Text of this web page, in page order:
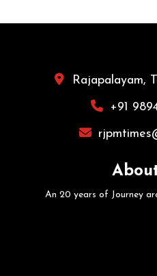
Rajapalayam,
+91
An 20 years of Journey